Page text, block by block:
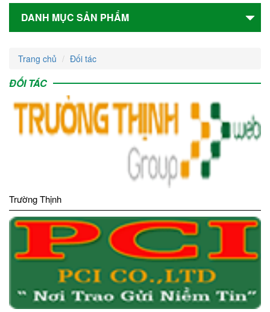
DANH MỤC SẢN PHẨM
Trang chủ Đối tác
ĐỐI TÁC
Trường Thịnh